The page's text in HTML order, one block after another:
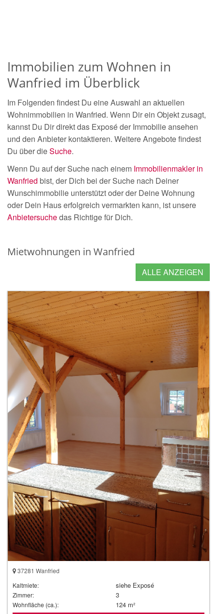
Immobilien zum Wohnen in
Wanfried im Überblick
Im Folgenden findest Du eine Auswahl an aktuellen
Wohnimmobilien in Wanfried. Wenn Dir ein Objekt zusagt,
kannst Du Dir direkt das Exposé der Immobilie ansehen
und den Anbieter kontaktieren. Weitere Angebote findest
Du über dieSuche.
Wenn Du auf der Suche nach einem Immobilienmakler in
Wanfried bist, der Dich bei der Suche nach Deiner
Wunschimmobilie unterstützt oder der Deine Wohnung
oder Dein Haus erfolgreich vermarkten kann, ist unsere
Anbietersuchedas Richtige für Dich.
Mietwohnungen in Wanfried
ALLE ANZEIGEN
37281 Wanfried
Kaltmiete:
siehe Exposé
Zimmer: 3
Wohnfläche (ca.): 124 m²